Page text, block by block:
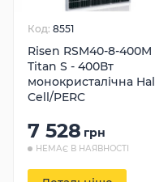
Код: 8551
Risen RSM40-8-400M
Titan S - 400Вт
монокристалічна
Cell/PERC
7 528 грн
НЕМАЄ В НАЯВНОСТІ